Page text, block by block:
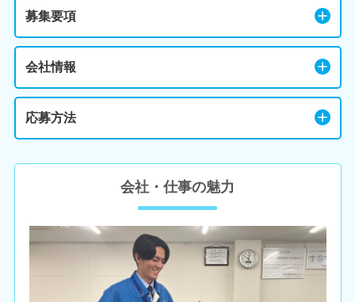
募集要項
会社情報
応募方法
会社・仕事の魅力